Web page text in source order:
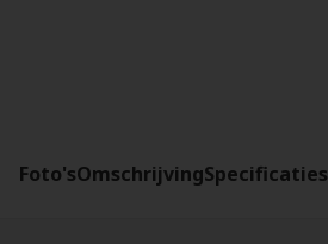
Foto'sOmschrijvingSpecificaties